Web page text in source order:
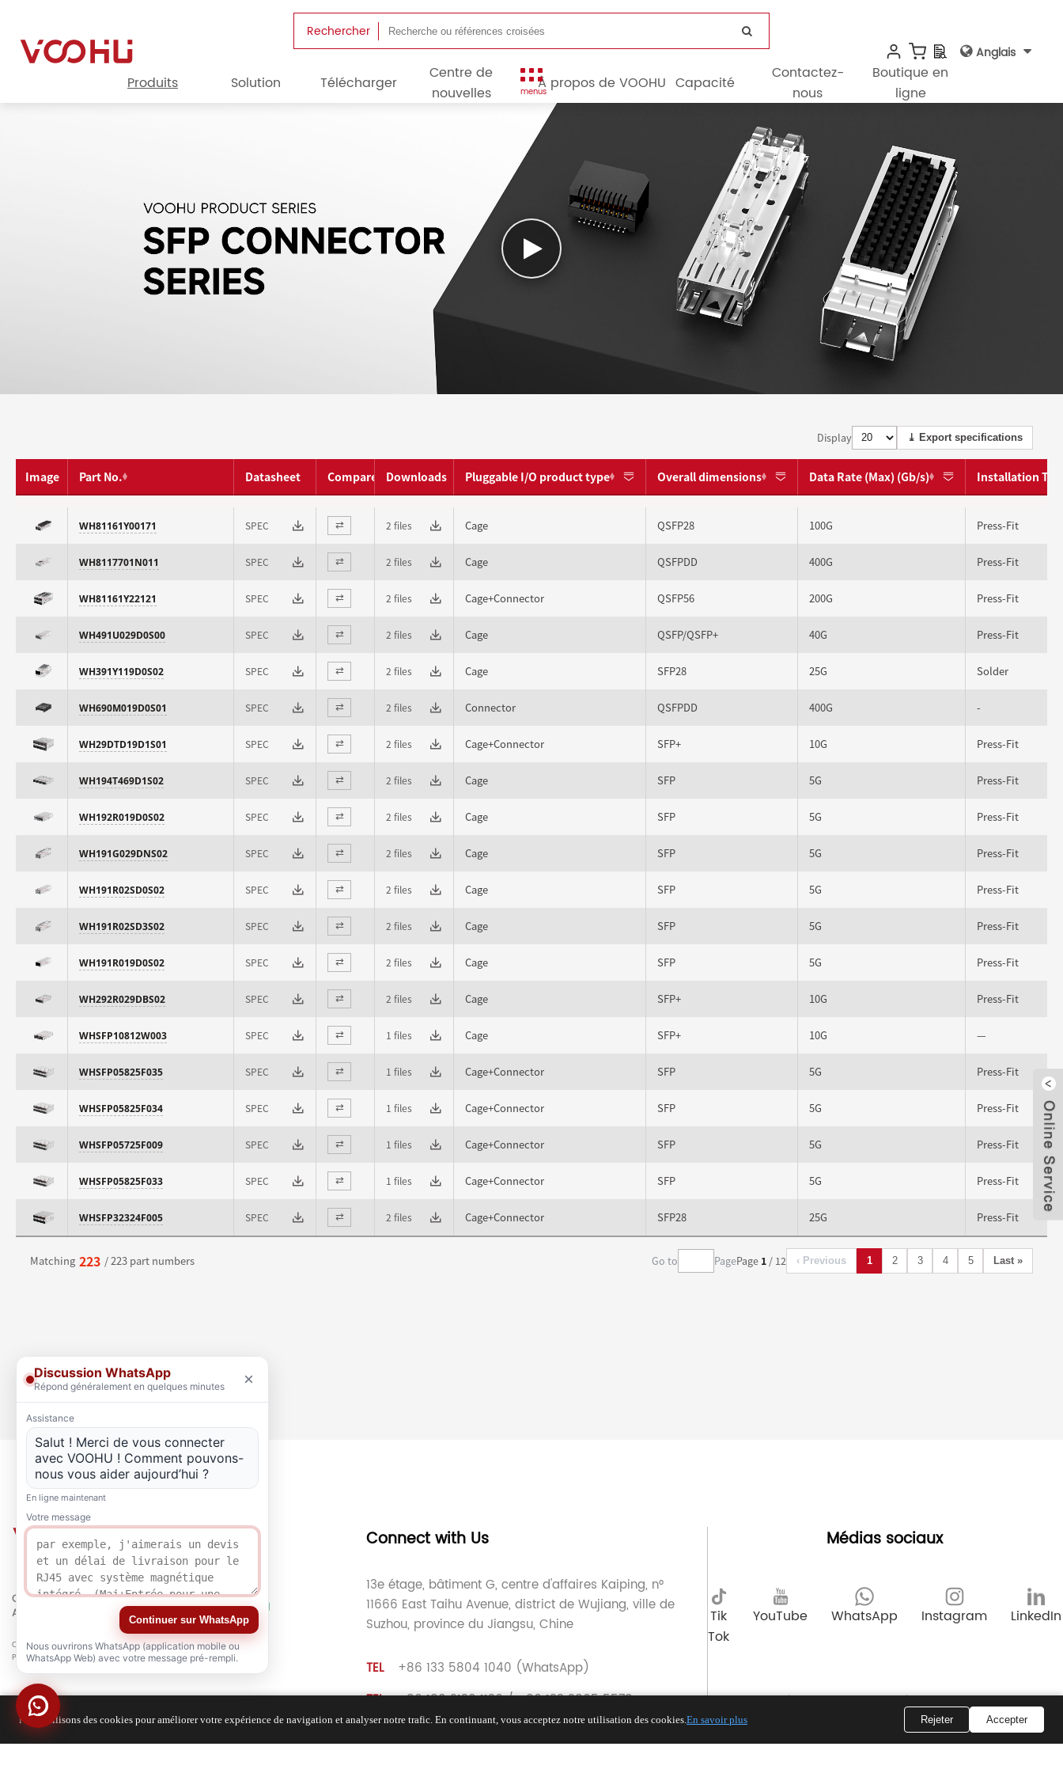
Rechercher
Produits Solution Télécharger
Centre de
nouvelles
menusÀ propos de VOOHU Capacité
Contactez-
nous
Boutique en
ligne
Anglais
Display ⤓ Export specifications
Image Part No. Datasheet Compare Downloads Pluggable I/O product type Overall dimensions Data Rate (Max) (Gb/s) Installation
WH81161Y00171 SPEC ⇄ 2 files Cage QSFP28 100G Press-Fit
WH8117701N011 SPEC ⇄ 2 files Cage QSFPDD 400G Press-Fit
WH81161Y22121 SPEC ⇄ 2 files Cage+Connector QSFP56 200G Press-Fit
WH491U029D0S00 SPEC ⇄ 2 files Cage QSFP/QSFP+ 40G Press-Fit
WH391Y119D0S02 SPEC ⇄ 2 files Cage SFP28 25G Solder
WH690M019D0S01 SPEC ⇄ 2 files Connector QSFPDD 400G -
WH29DTD19D1S01 SPEC ⇄ 2 files Cage+Connector SFP+ 10G Press-Fit
WH194T469D1S02 SPEC ⇄ 2 files Cage SFP 5G Press-Fit
WH192R019D0S02 SPEC ⇄ 2 files Cage SFP 5G Press-Fit
WH191G029DNS02 SPEC ⇄ 2 files Cage SFP 5G Press-Fit
WH191R02SD0S02 SPEC ⇄ 2 files Cage SFP 5G Press-Fit
WH191R02SD3S02 SPEC ⇄ 2 files Cage SFP 5G Press-Fit
WH191R019D0S02 SPEC ⇄ 2 files Cage SFP 5G Press-Fit
WH292R029DBS02 SPEC ⇄ 2 files Cage SFP+ 10G Press-Fit
WHSFP10812W003 SPEC ⇄ 1 files Cage SFP+ 10G —
WHSFP05825F035 SPEC ⇄ 1 files Cage+Connector SFP 5G Press-Fit
WHSFP05825F034 SPEC ⇄ 1 files Cage+Connector SFP 5G Press-Fit
WHSFP05725F009 SPEC ⇄ 1 files Cage+Connector SFP 5G Press-Fit
WHSFP05825F033 SPEC ⇄ 1 files Cage+Connector SFP 5G Press-Fit
WHSFP32324F005 SPEC ⇄ 2 files Cage+Connector SFP28 25G Press-Fit
Matching 223 / 223 part numbers Go to PagePage 1 / 12 ‹ Previous 1 2 3 4 5 Last »
QUALITÉ
ATTESTATION
Copyright © 2021-2026 voohuele.com Tous droits réservés
Produits populaires- Plan du site-Spécial
Connect with Us
13e étage, bâtiment G, centre d'affaires Kaiping, n°
11666 East Taihu Avenue, district de Wujiang, ville de
Suzhou, province du Jiangsu, Chine
TEL
+86 133 5804 1040 (WhatsApp)
TEL
+86 180 2130 1136 / +86 133 3865 5578
Médias sociaux
Tik
Tok
YouTube WhatsApp Instagram LinkedIn
confidentialité
Nous utilisons des cookies pour améliorer votre expérience de navigation et analyser notre trafic. En continuant, vous acceptez notre utilisation des cookies.En savoir plus Rejeter Accepter
Discussion WhatsApp
Répond généralement en quelques minutes ×
Assistance
Salut ! Merci de vous connecter
avec VOOHU ! Comment pouvons-
nous vous aider aujourd’hui ?
En ligne maintenant
Votre message
Continuer sur WhatsApp
Nous ouvrirons WhatsApp (application mobile ou
WhatsApp Web) avec votre message pré-rempli.